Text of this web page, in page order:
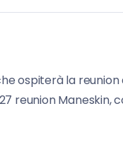
ospiterà la reunion
reunion Maneskin,